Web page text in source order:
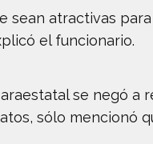
sean atractivas
el funcionario.
se negó a
sólo mencionó